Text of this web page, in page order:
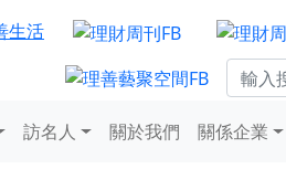
訪名人 關於我們 關係企業